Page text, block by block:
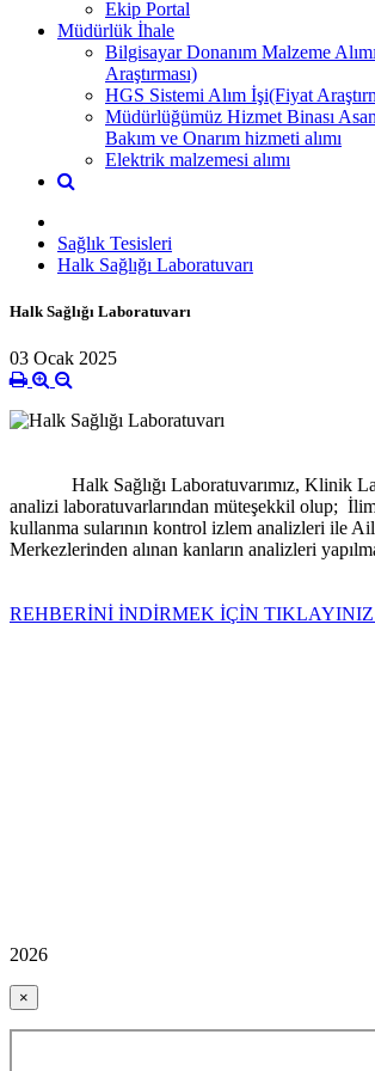
Ekip Portal
Müdürlük İhale
Bilgisayar Donanım Malzeme
Araştırması)
HGS Sistemi Alım İşi(Fiyat
Müdürlüğümüz Hizmet Binası
Bakım ve Onarım hizmeti alımı
Elektrik malzemesi alımı
Sağlık Tesisleri
Halk Sağlığı Laboratuvarı
Halk Sağlığı Laboratuvarı
03 Ocak 2025
Halk Sağlığı Laboratuvarımız, Klinik
analizi laboratuvarlarından müteşekkil olup;
kullanma sularının kontrol izlem analizleri ile
Merkezlerinden alınan kanların analizleri
REHBERİNİ İNDİRMEK İÇİN
2026
×